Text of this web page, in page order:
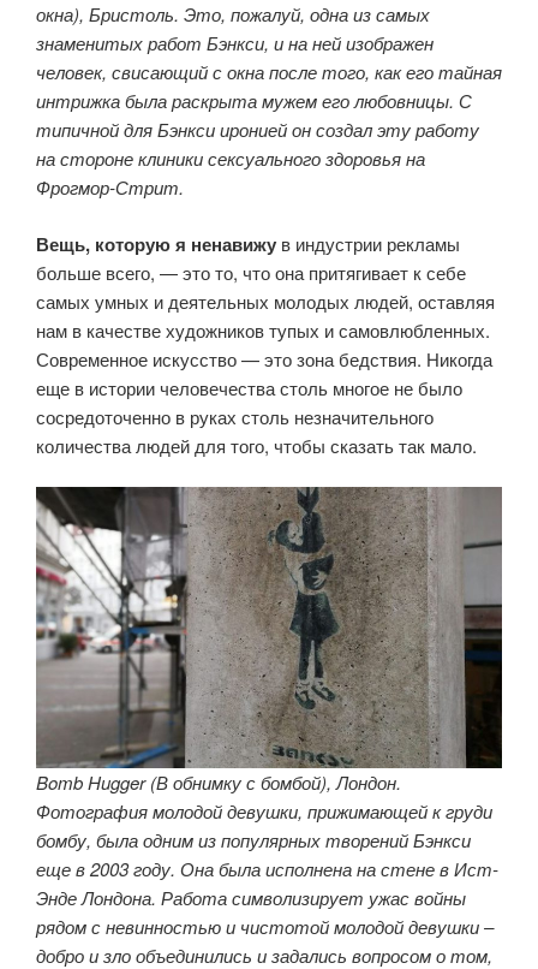
окна), Бристоль. Это, пожалуй, одна из самых
знаменитых работ Бэнкси, и на ней изображен
человек, свисающий с окна после того, как его тайная
интрижка была раскрыта мужем его любовницы. С
типичной для Бэнкси иронией он создал эту работу
на стороне клиники сексуального здоровья на
Фрогмор-Стрит.
Вещь, которую я ненавижу в индустрии рекламы
больше всего, — это то, что она притягивает к себе
самых умных и деятельных молодых людей, оставляя
нам в качестве художников тупых и самовлюбленных.
Современное искусство — это зона бедствия. Никогда
еще в истории человечества столь многое не было
сосредоточенно в руках столь незначительного
количества людей для того, чтобы сказать так мало.
Bomb Hugger (В обнимку с бомбой), Лондон.
Фотография молодой девушки, прижимающей к груди
бомбу, была одним из популярных творений Бэнкси
еще в 2003 году. Она была исполнена на стене в Ист-
Энде Лондона. Работа символизирует ужас войны
рядом с невинностью и чистотой молодой девушки –
добро и зло объединились и задались вопросом о том,